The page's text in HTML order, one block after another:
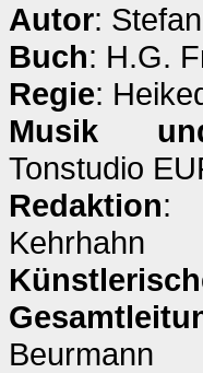
Autor:
Buch: H.G.
Regie:
Musik
Tonstudio
Redaktion:
Kehrhahn
Beurmann